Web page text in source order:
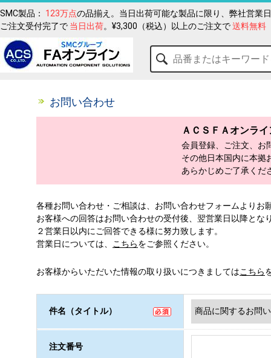
SMC製品： 123万点の品揃え。当日出荷可能な製品に限り、弊社営業
ご注文受付完了で 当日出荷。¥3,300（税込）以上のご注文で送料無料
お問い合わせ
ＡＣＳＦＡオンラ
会員登録、ご注文、お
その他日本国内に本拠
あらかじめご了承くだ
各種お問い合わせ・ご相談は、お問い合わせフォームよりお
お客様への回答はお問い合わせの受付後、翌営業日以降とな
２営業日以内にご回答できる様に努力致します。
営業日については、
こちらをご参照ください。
お客様からいただいた情報の取り扱いにつきましてはこちら
件名（タイトル）
注文番号